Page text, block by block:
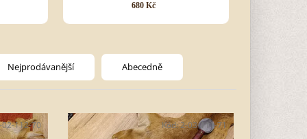
680 Kč
Nejprodávanější Abecedně
02-112-70 Kód:2-03-111-71